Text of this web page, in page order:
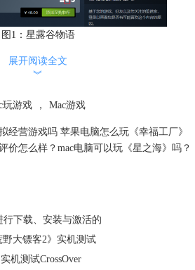
图1：星露谷物语
）
玩家需要在火星上建立并维护一个能够自给
战的同时享受创造的乐趣。
展开阅读全文
︾
玩游戏 ， Mac游戏
经营游戏吗 苹果电脑怎么玩《幸福工厂》
价怎么样？mac电脑可以玩《星之海》吗？
行下载、安装与激活的
野大镖客2》实机测试
机测试CrossOver